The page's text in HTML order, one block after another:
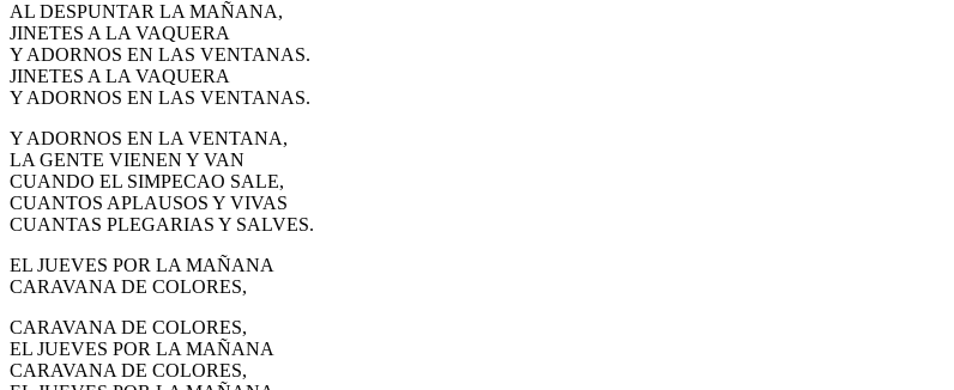
AL DESPUNTAR LA MAÑANA,
JINETES A LA VAQUERA
Y ADORNOS EN LAS VENTANAS.
JINETES A LA VAQUERA
Y ADORNOS EN LAS VENTANAS.
Y ADORNOS EN LA VENTANA,
LA GENTE VIENEN Y VAN
CUANDO EL SIMPECAO SALE,
CUANTOS APLAUSOS Y VIVAS
CUANTAS PLEGARIAS Y SALVES.
EL JUEVES POR LA MAÑANA
CARAVANA DE COLORES,
CARAVANA DE COLORES,
EL JUEVES POR LA MAÑANA
CARAVANA DE COLORES,